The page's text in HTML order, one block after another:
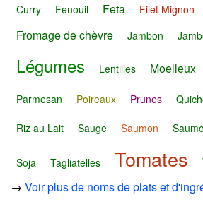
Curry
Fenouil Feta Filet Mignon
Fromage de chèvre
Jambon
Légumes Lentilles Moelleux
Parmesan Poireaux Prunes
Riz au Lait Sauge Saumon
Soja Tagliatelles Tomates
→ Voir plus de noms de plats et